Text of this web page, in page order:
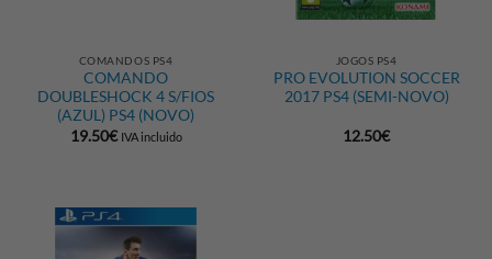
COMANDOS PS4
COMANDO
DOUBLESHOCK 4 S/FIOS
(AZUL) PS4 (NOVO)
19.50€ IVA incluido
JOGOS PS4
PRO EVOLUTION SOCCER
2017 PS4 (SEMI-NOVO)
12.50€